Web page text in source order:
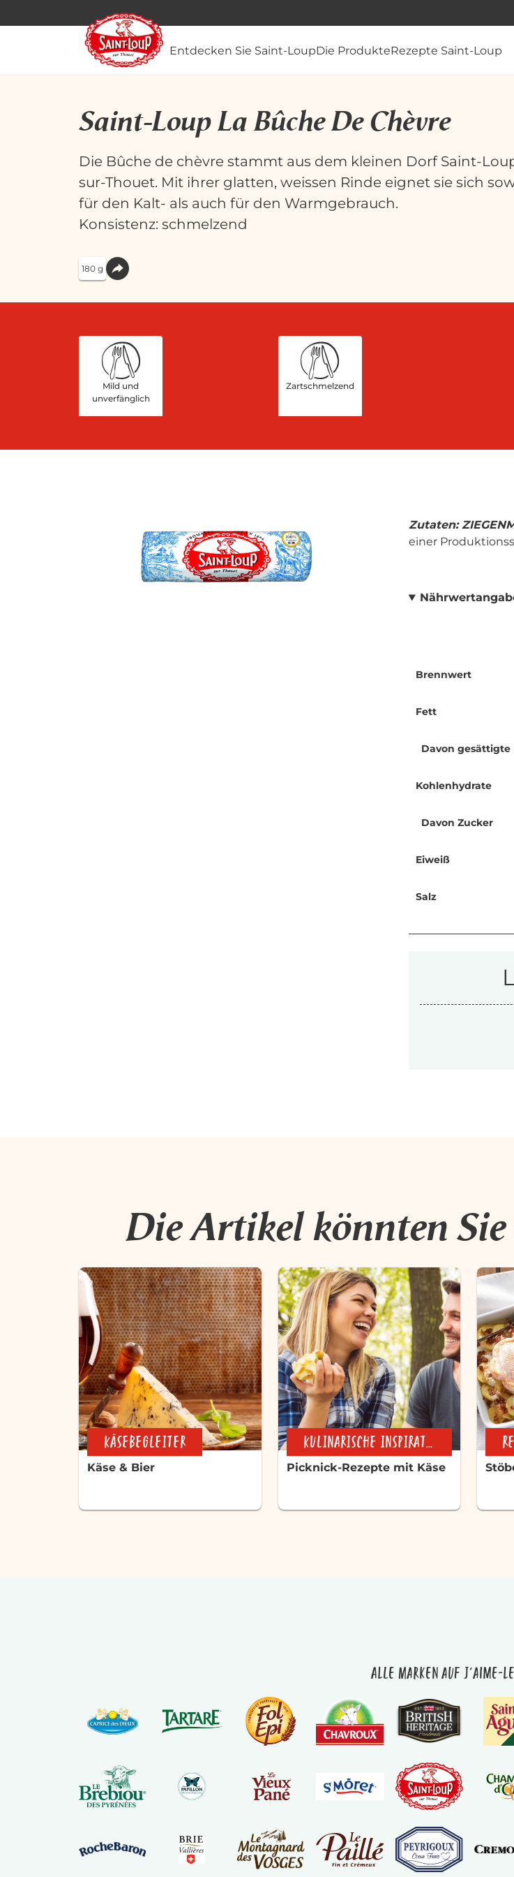
Entdecken Sie Saint-LoupDie ProdukteRezepte Saint-Loup
Saint-Loup La Bûche De Chèvre
Die Bûche de chèvre stammt aus dem kleinen Dorf Saint-
sur-Thouet. Mit ihrer glatten, weissen Rinde eignet sie sich
für den Kalt- als auch für den Warmgebrauch.
Konsistenz: schmelzend
180 g
Mild und
unverfänglich
Zartschmelzend
Zutaten:
einer
Brennwert
Fett
Davon gesättigte
Kohlenhydrate
Davon Zucker
Eiweiß
Salz
Die Artikel könnten
KÄSEBEGLEITER
Käse & Bier
KULINARISCHE INSPIRATION
Picknick-Rezepte mit Käse
Alle Marken auf J'aime-